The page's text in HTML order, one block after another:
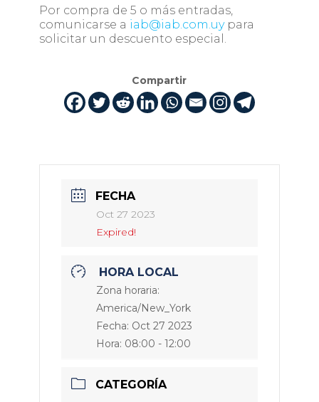
Por compra de 5 o más entradas,
comunicarse a iab@iab.com.uypara
solicitar un descuento especial.
Compartir
FECHA
Oct 27 2023
Expired!
HORA LOCAL
Zona horaria:
America/New_York
Fecha: Oct 27 2023
Hora: 08:00 - 12:00
CATEGORÍA